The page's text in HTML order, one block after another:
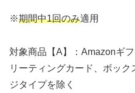
※期間中1回のみ適用
対象商品【A】：Amazonギ
リーティングカード、ボッ
ジタイプを除く